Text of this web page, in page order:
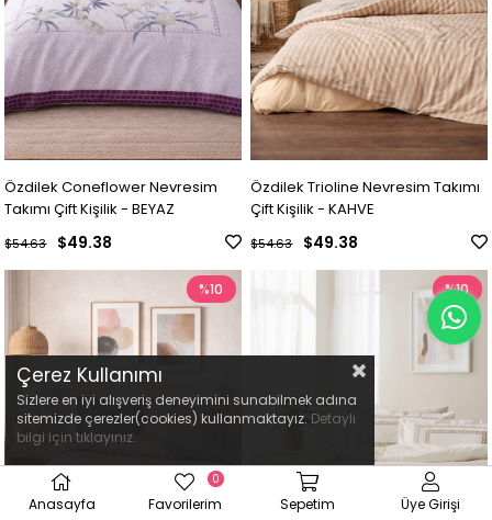
Özdilek Coneflower Nevresim
Takımı Çift Kişilik - BEYAZ
$49.38
$54.63
Özdilek Trioline Nevresim Takımı
Çift Kişilik - KAHVE
$49.38
$54.63
%10 %10
Çerez Kullanımı
Sizlere en iyi alışveriş deneyimini sunabilmek adına
sitemizde çerezler(cookies) kullanmaktayız. Detaylı
bilgi için tıklayınız.
Anasayfa Favorilerim
0
Sepetim Üye Girişi